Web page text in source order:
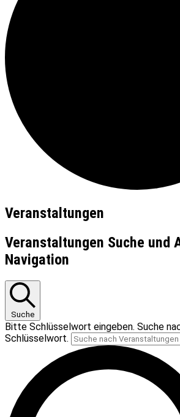
Veranstaltungen
Veranstaltungen Suche und
Navigation
Suche
Bitte Schlüsselwort eingeben. Suche
Schlüsselwort.